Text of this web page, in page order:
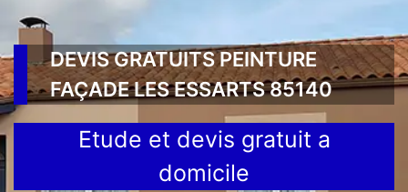
DEVIS GRATUITS PEINTURE
FAÇADE LES ESSARTS 85140
Etude et devis gratuit a
domicile